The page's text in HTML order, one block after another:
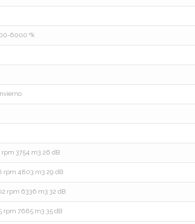
6000 ºk
rpm 3754 m3 26 dB
rpm 4803 m3 29 dB
rpm 6336 m3 32 dB
rpm 7665 m3 35 dB